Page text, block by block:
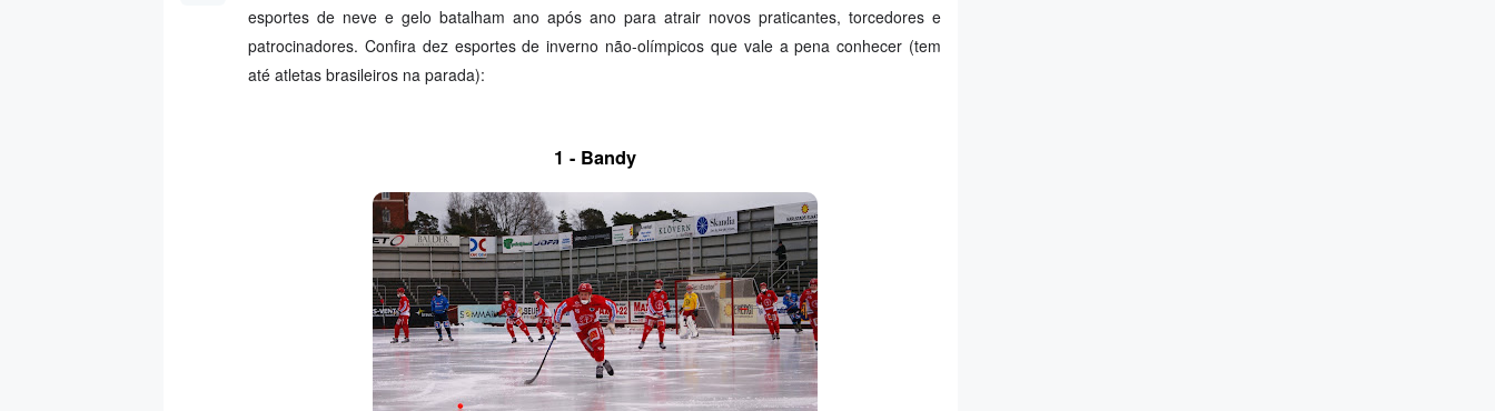
esportes de neve e gelo batalham ano após ano para atrair novos praticantes, torcedores e
patrocinadores. Confira dez esportes de inverno não-olímpicos que vale a pena conhecer (tem
até atletas brasileiros na parada):
1 - Bandy